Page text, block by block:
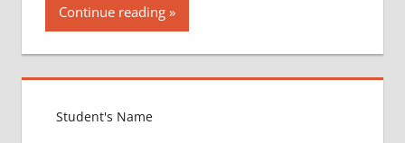
Continue reading